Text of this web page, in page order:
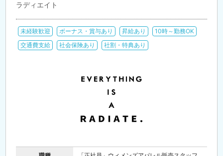
ラディエイト
未経験歓迎 ボーナス・賞与あり 昇給あり
10時～勤務OK
交通費支給
社会保険あり 社割・特典あり